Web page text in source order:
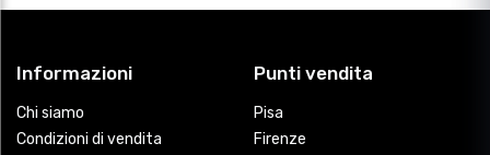
Informazioni
Chi siamo
Condizioni di vendita
Punti vendita
Pisa
Firenze